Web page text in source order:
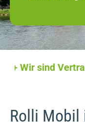
Wir sind
Rolli Mobil